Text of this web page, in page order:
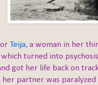
Teija, a woman in her
turned into
got her life back on
partner was